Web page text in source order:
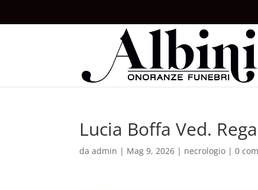
Lucia Boffa Ved.
daadmin | Mag 9, 2026 | necrologio |0